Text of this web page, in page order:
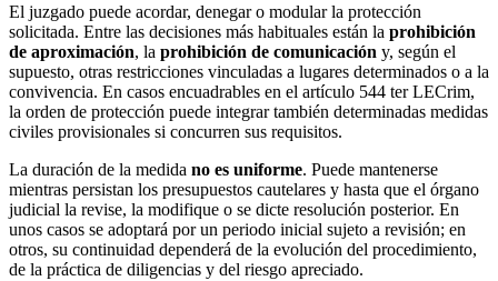
El juzgado puede acordar, denegar o modular la protección
solicitada. Entre las decisiones más habituales están la prohibición
de aproximación, la prohibición de comunicación y, según el
supuesto, otras restricciones vinculadas a lugares determinados o a la
convivencia. En casos encuadrables en el artículo 544 ter LECrim,
la orden de protección puede integrar también determinadas medidas
civiles provisionales si concurren sus requisitos.
La duración de la medida no es uniforme. Puede mantenerse
mientras persistan los presupuestos cautelares y hasta que el órgano
judicial la revise, la modifique o se dicte resolución posterior. En
unos casos se adoptará por un periodo inicial sujeto a revisión; en
otros, su continuidad dependerá de la evolución del procedimiento,
de la práctica de diligencias y del riesgo apreciado.